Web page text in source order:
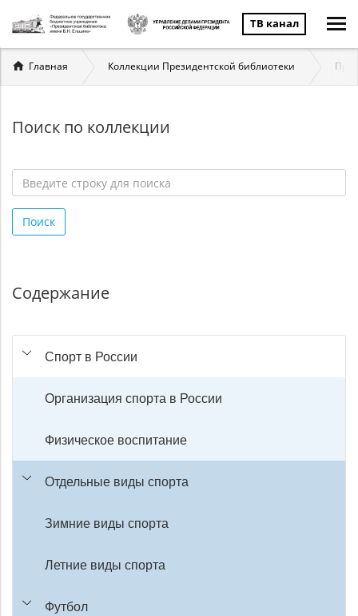
ТВ канал
Вы
здесь
Главная Коллекции Президентской библиотеки
Поиск по коллекции
строку
для
Поиск
Содержание
Спорт в России
Организация спорта в России
Физическое воспитание
Отдельные виды спорта
Зимние виды спорта
Летние виды спорта
Футбол